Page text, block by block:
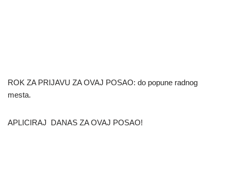
ROK ZA PRIJAVU ZA OVAJ POSAO: do popune radnog
mesta.
APLICIRAJ DANAS ZA OVAJ POSAO!